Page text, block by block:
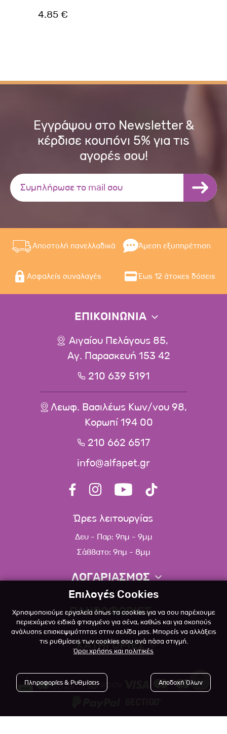
4.85 €
Εγγράψου στο Newsletter &
κέρδισε κουπόνι 5% για τις
αγορές σου!
Αποστολή πανελλαδικά Άμεση εξυπηρέτηση
Ασφαλείς συναλαγές Έως 12 άτοκες δόσεις
ΕΠΙΚΟΙΝΩΝΙΑ
Αιγαίου Πελάγους 85,
Αγ. Παρασκευή 153 42
210 639 5191
Λεωφ. Βασιλέως Κων/νου 98,
Κορωπί 194 00
210 662 6517
info@alfapet.gr
Ώρες λειτουργίας
Δευ - Παρ: 9πμ - 9μμ
Σάββατο: 9πμ - 8μμ
ΛΟΓΑΡΙΑΣΜΟΣ
Πληροφορίες λογαριασμού
Λίστα αγαπημένων
Πολιτική επιστροφών
ΠΛΗΡΟΦΟΡΙΕΣ
Σχετικά
Επικοινωνία
Blog
Όροι Χρήσης
Πολιτική Απορρήτου
ΚΑΤΗΓΟΡΙΕΣ
Επιλογές Cookies
Χρησιμοποιούμε εργαλεία όπως τα cookies για να σου παρέχουμε
περιεχόμενο ειδικά φτιαγμένο για σένα, καθώς και για σκοπούς
ανάλυσης επισκεψιμότητας στην σελίδα μας. Μπορείς να αλλάξεις
τις ρυθμίσεις των cookies σου ανά πάσα στιγμή.
Όροι χρήσης και πολιτικές
Πληροφορίες & Ρυθμίσεις Αποδοχή Όλων